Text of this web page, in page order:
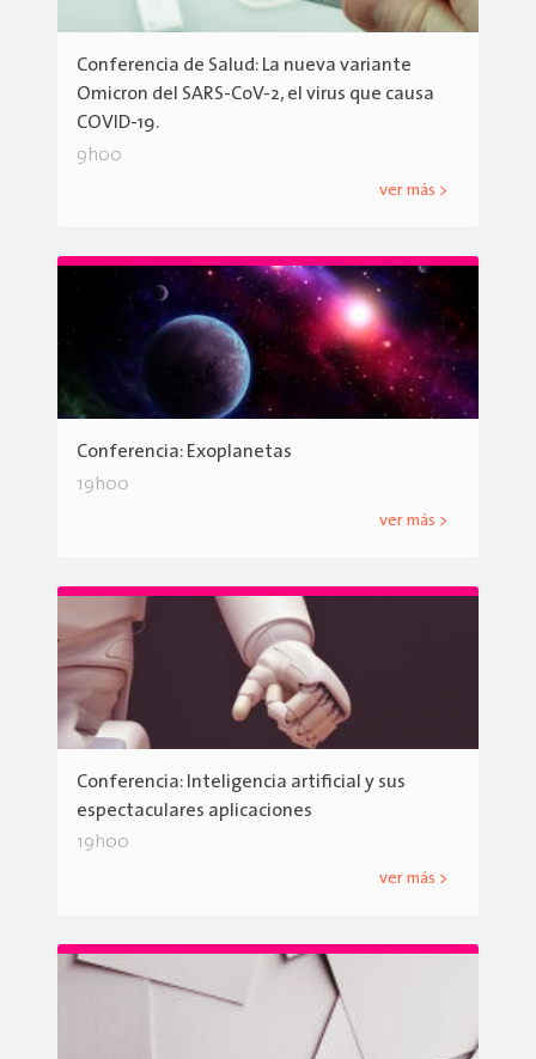
Conferencia de Salud: La nueva variante
Omicron del SARS-CoV-2, el virus que causa
COVID-19.
9h00
ver más >
Conferencia: Exoplanetas
19h00
ver más >
Conferencia: Inteligencia artificial y sus
espectaculares aplicaciones
19h00
ver más >